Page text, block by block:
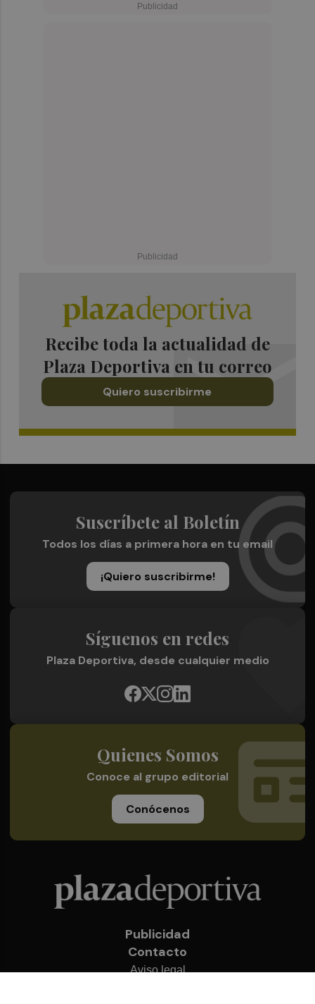
Recibe toda la actualidad de
Plaza Deportiva en tu correo
Quiero suscribirme
Suscríbete al Boletín
Todos los días a primera hora en tu email
¡Quiero suscribirme!
Síguenos en redes
Plaza Deportiva, desde cualquier medio
Quienes Somos
Conoce al grupo editorial
Conócenos
Publicidad
Contacto
Aviso legal